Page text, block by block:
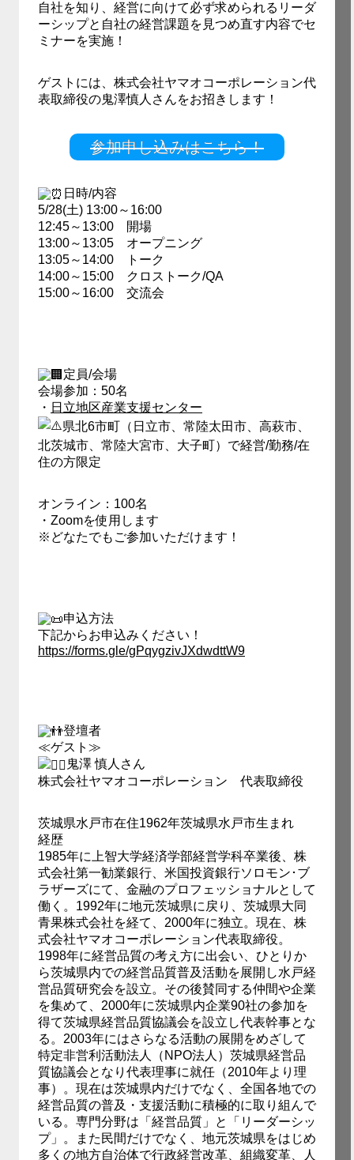
自社を知り、経営に向けて必ず求められるリーダ
ーシップと自社の経営課題を見つめ直す内容でセ
ミナーを実施！
ゲストには、株式会社ヤマオコーポレーション代
表取締役の鬼澤慎人さんをお招きします！
参加申し込みはこちら！
日時/内容
5/28(土) 13:00～16:00
12:45～13:00 開場
13:00～13:05 オープニング
13:05～14:00 トーク
14:00～15:00 クロストーク/QA
15:00～16:00 交流会
定員/会場
会場参加：50名
・ 日立地区産業支援センター
県北6市町（日立市、常陸太田市、高萩市、
北茨城市、常陸大宮市、大子町）で経営/勤務/在
住の方限定
オンライン：100名
・Zoomを使用します
※どなたでもご参加いただけます！
申込方法
下記からお申込みください！
https://forms.gle/gPqygzivJXdwdttW9
登壇者
≪ゲスト≫
鬼澤 慎人さん
株式会社ヤマオコーポレーション 代表取締役
茨城県水戸市在住1962年茨城県水戸市生まれ
経歴
1985年に上智大学経済学部経営学科卒業後、株
式会社第一勧業銀行、米国投資銀行ソロモン･ブ
ラザーズにて、金融のプロフェッショナルとして
働く。1992年に地元茨城県に戻り、茨城県大同
青果株式会社を経て、2000年に独立。現在、株
式会社ヤマオコーポレーション代表取締役。
1998年に経営品質の考え方に出会い、ひとりか
ら茨城県内での経営品質普及活動を展開し水戸経
営品質研究会を設立。その後賛同する仲間や企業
を集めて、2000年に茨城県内企業90社の参加を
得て茨城県経営品質協議会を設立し代表幹事とな
る。2003年にはさらなる活動の展開をめざして
特定非営利活動法人（NPO法人）茨城県経営品
質協議会となり代表理事に就任（2010年より理
事）。現在は茨城県内だけでなく、全国各地での
経営品質の普及・支援活動に積極的に取り組んで
いる。専門分野は「経営品質」と「リーダーシッ
プ」。また民間だけでなく、地元茨城県をはじめ
多くの地方自治体で行政経営改革、組織変革、人